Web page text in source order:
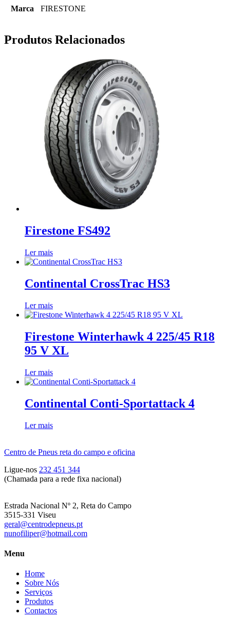
Marca FIRESTONE
Produtos Relacionados
Firestone FS492
Ler mais
Continental CrossTrac HS3
Ler mais
Firestone Winterhawk 4 225/45 R18
95 V XL
Ler mais
Continental Conti-Sportattack 4
Ler mais
Centro de Pneus reta do campo e oficina
Ligue-nos 232 451 344
(Chamada para a rede fixa nacional)
Estrada Nacional Nº 2, Reta do Campo
3515-331 Viseu
geral@centrodepneus.pt
nunofiliper@hotmail.com
Menu
Home
Sobre Nós
Serviços
Produtos
Contactos